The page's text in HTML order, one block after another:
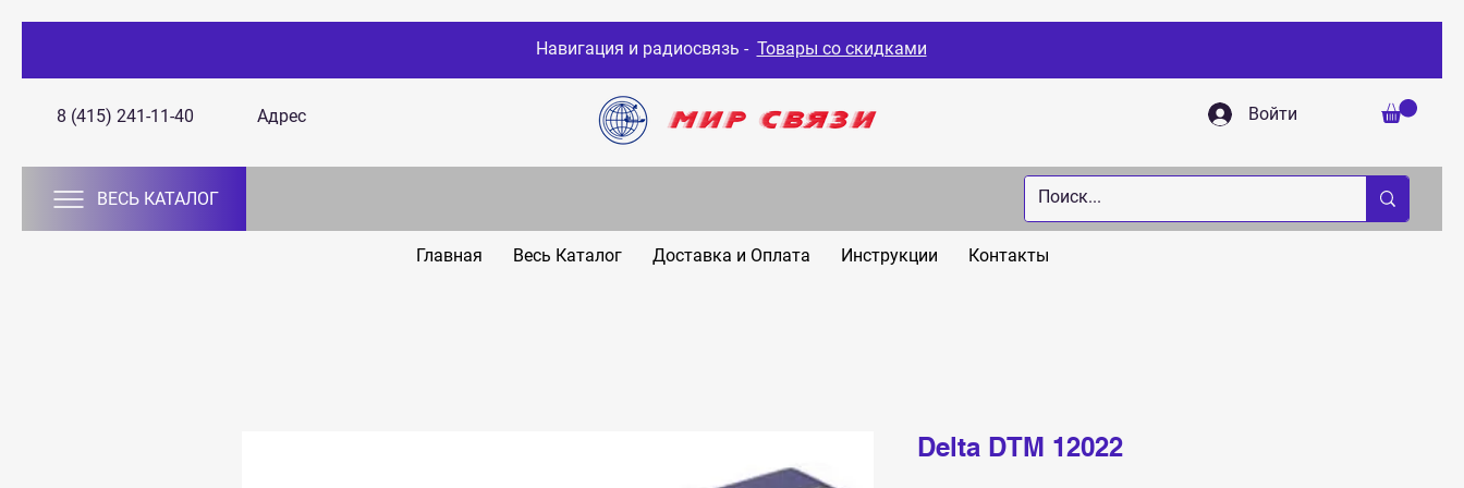
Навигация и радиосвязь - Товары со скидками
8 (415) 241-11-40 Адрес Войти
ВЕСЬ КАТАЛОГ
Главная Весь Каталог Доставка и Оплата Инструкции Контакты
Delta DTM 12022